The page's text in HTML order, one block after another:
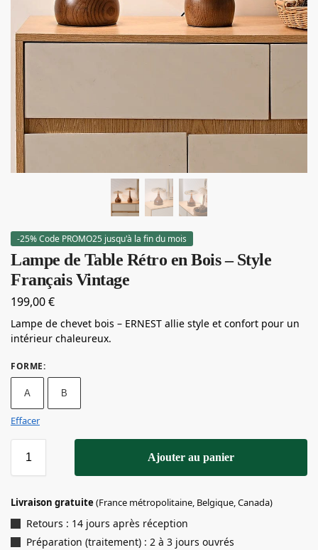
-25% Code PROMO25 jusqu'à la fin du mois
Lampe de Table Rétro en Bois – Style
Français Vintage
199,00€
Lampe de chevet bois – ERNEST allie style et confort pour un
intérieur chaleureux.
FORME:
A B
Effacer
Ajouter au panier
Livraison gratuite (France métropolitaine, Belgique, Canada)
Retours : 14 jours après réception
Préparation (traitement) : 2 à 3 jours ouvrés